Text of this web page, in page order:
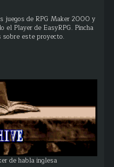
juegos de RPG Maker 2000 y
el Player de EasyRPG. Pincha
sobre este proyecto.
de habla inglesa